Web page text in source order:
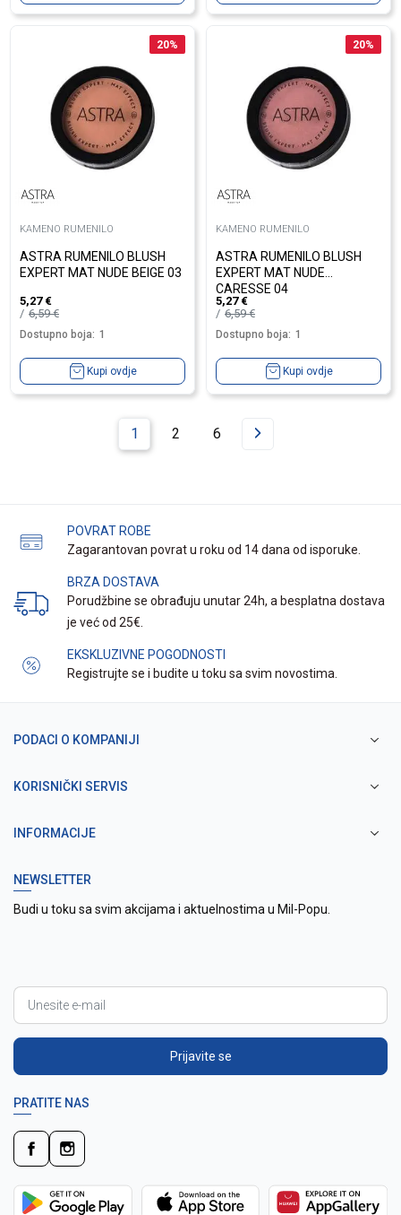
20%
KAMENO RUMENILO
ASTRA RUMENILO BLUSH
EXPERT MAT NUDE BEIGE 03
5,27 €
6,59€
Dostupno boja: 1
Kupi ovdje
20%
KAMENO RUMENILO
ASTRA RUMENILO BLUSH
EXPERT MAT NUDE
CARESSE 04
5,27 €
6,59€
Dostupno boja: 1
Kupi ovdje
1 2 6
POVRAT ROBE
Zagarantovan povrat u roku od 14 dana od isporuke.
BRZA DOSTAVA
Porudžbine se obrađuju unutar 24h, a besplatna dostava
je već od 25€.
EKSKLUZIVNE POGODNOSTI
Registrujte se i budite u toku sa svim novostima.
PODACI O KOMPANIJI
KORISNIČKI SERVIS
INFORMACIJE
NEWSLETTER
Budi u toku sa svim akcijama i aktuelnostima u Mil-Popu.
Prijavite se
PRATITE NAS